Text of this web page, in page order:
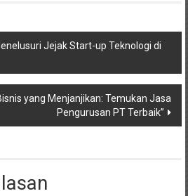
Jejak Start-up Teknologi di
yang Menjanjikan: Temukan Jasa
Pengurusan PT Terbaik”